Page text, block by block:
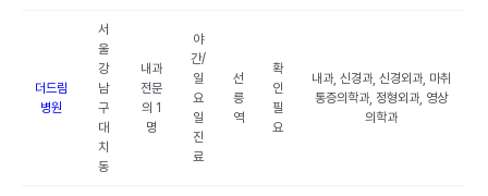
더드림
병원
서
울
강
남
구
대
치
동
내과
전문
의 1
명
야
간/
일
요
일
진
료
선
릉
역
확
인
필
요
내과, 신경과, 신경외과, 마취
통증의학과, 정형외과, 영상
의학과